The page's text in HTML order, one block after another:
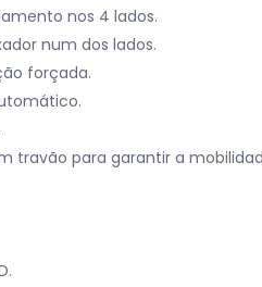
nos 4 lados.
num dos lados.
forçada.
travão para garantir a